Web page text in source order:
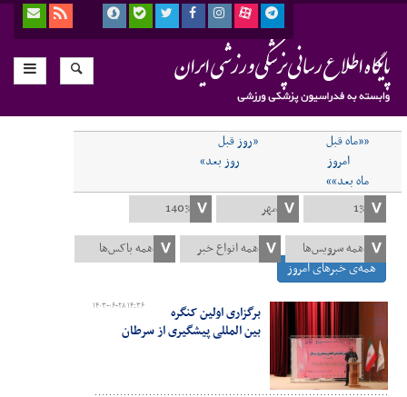
««ماه قبل
«روز قبل
امروز
روز بعد»
ماه بعد»»
همه‌ی خبرهای امروز
۱۴۰۳-۰۶-۲۸ ۱۴:۳۶
برگزاری اولین کنگره
بین المللی پیشگیری از سرطان